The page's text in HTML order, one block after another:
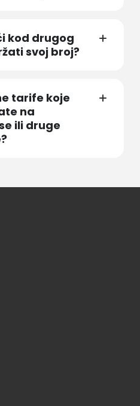
kod drugog
svoj broj?
tarife koje
na
ili druge